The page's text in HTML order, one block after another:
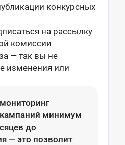
конкурсных
на рассылку
комиссии
— так вы не
изменения или
минимум
до
— это позволит